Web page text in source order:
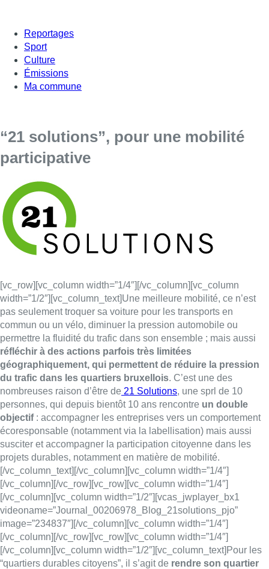
Reportages
Sport
Culture
Émissions
Ma commune
“21 solutions”, pour une mobilité
participative
[vc_row][vc_column width=”1/4″][/vc_column][vc_column
width=”1/2″][vc_column_text]Une meilleure mobilité, ce n’est
pas seulement troquer sa voiture pour les transports en
commun ou un vélo, diminuer la pression automobile ou
permettre la fluidité du trafic dans son ensemble ; mais aussi
réfléchir à des actions parfois très limitées
géographiquement, qui permettent de réduire la pression
du trafic dans les quartiers bruxellois. C’est une des
nombreuses raison d’être de 21 Solutions, une sprl de 10
personnes, qui depuis bientôt 10 ans rencontre un double
objectif: accompagner les entreprises vers un comportement
écoresponsable (notamment via la labellisation) mais aussi
susciter et accompagner la participation citoyenne dans les
projets durables, notamment en matière de mobilité.
[/vc_column_text][/vc_column][vc_column width=”1/4″]
[/vc_column][/vc_row][vc_row][vc_column width=”1/4″]
[/vc_column][vc_column width=”1/2″][vcas_jwplayer_bx1
videoname=”Journal_00206978_Blog_21solutions_pjo”
image=”234837″][/vc_column][vc_column width=”1/4″]
[/vc_column][/vc_row][vc_row][vc_column width=”1/4″]
[/vc_column][vc_column width=”1/2″][vc_column_text]Pour les
“quartiers durables citoyens”, il s’agit de rendre son quartier